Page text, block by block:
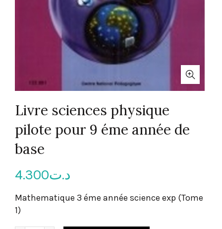
Livre sciences physique
pilote pour 9 éme année de
base
د.ت4.300
Mathematique 3 éme année science exp (Tome
1)